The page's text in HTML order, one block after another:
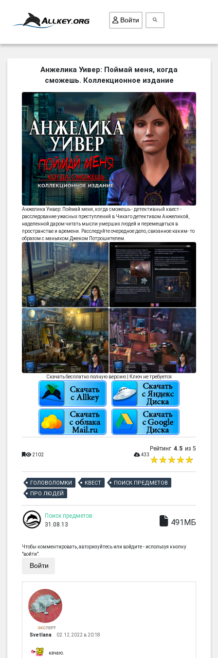
ВСЕ ИГРЫ
ПОИСК ПРЕДМЕТОВ
ГОЛОВОЛОМКИ
БИЗНЕС
ТРИ-В-РЯД
СТРАТЕГИИ
СТРЕЛЯЛКИ
КВЕСТ
КАК СКАЧАТЬ
НОВОСТИ
Войти
Анжелика Уивер: Поймай меня, когда
сможешь. Коллекционное издание
Анжелика Уивер: Поймай меня, когда сможешь - детективный квест -
расследование ужасных преступлений в Чикаго детективом Анжеликой,
наделенной даром читать мысли умерших людей и перемещаться в
пространстве и времени. Расследуйте очередное дело, связанное каким- то
образом с маньяком Джеком Потрошителем.
Скачать бесплатно полную версию | Ключ не требуется
2102 433
Рейтинг 4.5 из 5
ГОЛОВОЛОМКИ КВЕСТ
ПОИСК ПРЕДМЕТОВ
ПРО ЛЮДЕЙ
Поиск предметов
31.08.13
491МБ
Чтобы комментировать, авторизуйтесь или войдите - используя кнопку
"войти".
Войти
ЭКСПЕРТ
Svetlana 02.12.2022 в 20:18
качаю.